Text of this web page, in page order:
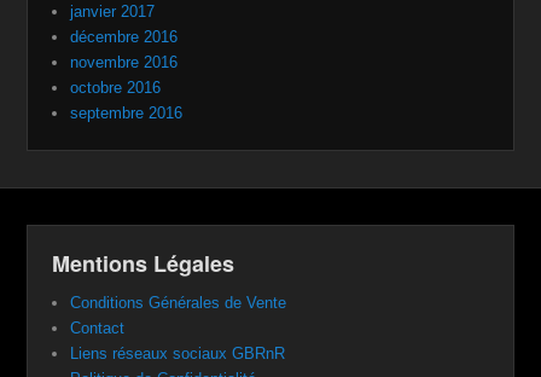
janvier 2017
décembre 2016
novembre 2016
octobre 2016
septembre 2016
Mentions Légales
Conditions Générales de Vente
Contact
Liens réseaux sociaux GBRnR